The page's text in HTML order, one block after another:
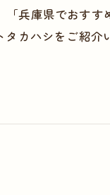
兵庫県でおす
カハシをご紹